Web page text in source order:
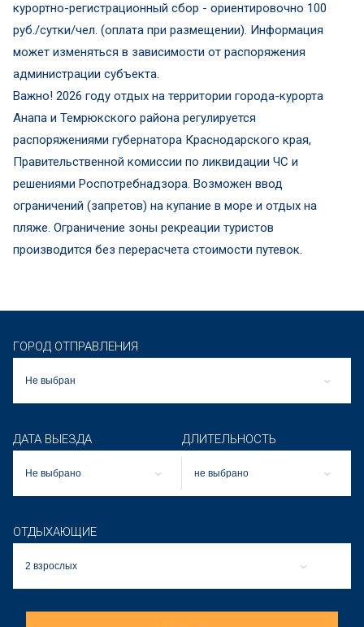
курортно-регистрационный сбор - ориентировочно 100
руб./сутки/чел. (оплата при размещении). Информация
может изменяться в зависимости от распоряжения
администрации субъекта.
Важно! 2026 году отдых на территории города-курорта
Анапа и Темрюкского района регулируется
распоряжениями губернатора Краснодарского края,
Правительственной комиссии по ликвидации ЧС и
решениями Роспотребнадзора. Возможен ввод
ограничений (запретов) на купание в море и отдых на
пляже. Ограничение зоны рекреации туристов
производится без перерасчета стоимости путевок.
ГОРОД ОТПРАВЛЕНИЯ
Не выбран
ДАТА ВЫЕЗДА
Не выбрано
ДЛИТЕЛЬНОСТЬ
не выбрано
ОТДЫХАЮЩИЕ
2 взрослых